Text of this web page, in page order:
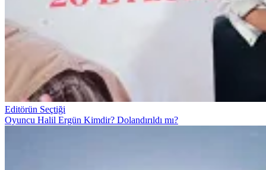
Editörün Seçtiği
Oyuncu Halil Ergün Kimdir? Dolandırıldı mı?